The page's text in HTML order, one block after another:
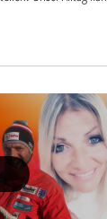
ist da und ich freue